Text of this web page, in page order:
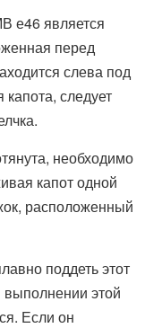
е46 является
перед
слева под
следует
необходимо
капот одной
расположенный
поддеть этот
этой
Если он